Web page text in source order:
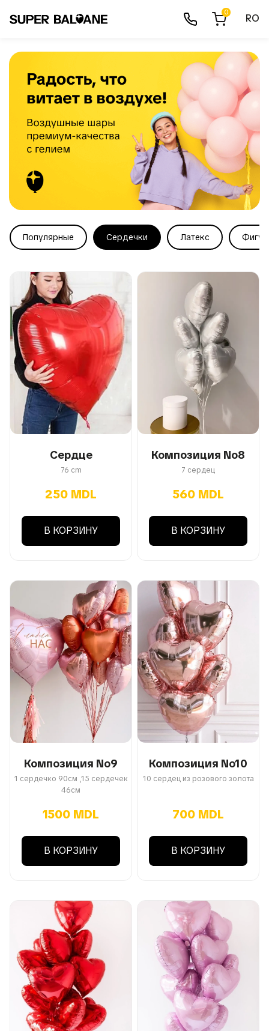
0
RO
Популярные Сердечки Латекс
Сердце
76 cm
250 MDL
В КОРЗИНУ
Композиция No8
7 сердец
560 MDL
В КОРЗИНУ
Композиция No9
1 сердечко 90см ,15 сердечек
46см
1500 MDL
В КОРЗИНУ
Композиция No10
10 сердец из розового золота
700 MDL
В КОРЗИНУ